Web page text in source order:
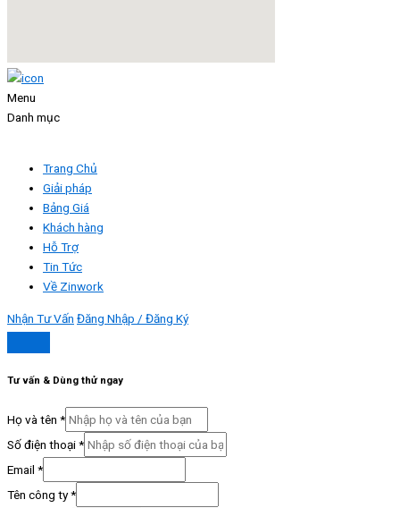
Menu
Danh mục
Trang Chủ
Giải pháp
Bảng Giá
Khách hàng
Hỗ Trợ
Tin Tức
Về Zinwork
Nhận Tư Vấn Đăng Nhập / Đăng Ký
Tư vấn & Dùng thử ngay
Họ và tên *
Số điện thoại*
Email *
Tên công ty*